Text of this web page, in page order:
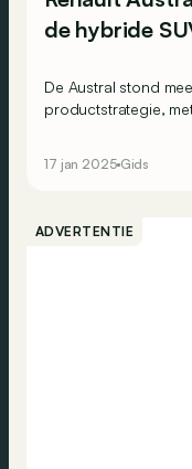
de hybride
De Austral stond
productstrategie,
17 jan 2025 Gids
ADVERTENTIE